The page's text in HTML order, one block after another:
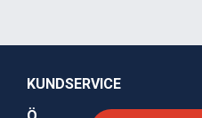
KUNDSERVICE